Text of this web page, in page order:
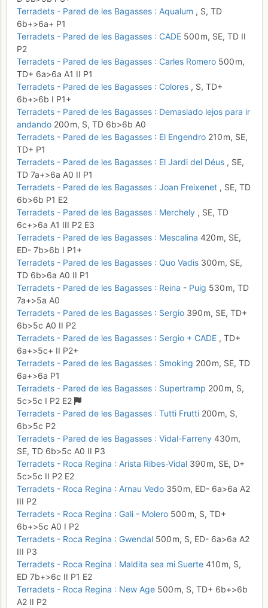
Terradets - Pared de les Bagasses : Aqualum , S, TD
6b+>6a+ P1
Terradets - Pared de les Bagasses : CADE 500 m, SE, TD II
P2
Terradets - Pared de les Bagasses : Carles Romero 500 m,
TD+ 6a>6a A1 II P1
Terradets - Pared de les Bagasses : Colores , S, TD+
6b+>6b I P1+
Terradets - Pared de les Bagasses : Demasiado lejos para ir
andando 200 m, S, TD 6b>6b A0
Terradets - Pared de les Bagasses : El Engendro 210 m, SE,
TD+ P1
Terradets - Pared de les Bagasses : El Jardi del Déus , SE,
TD 7a+>6a A0 II P1
Terradets - Pared de les Bagasses : Joan Freixenet , SE, TD
6b>6b P1 E2
Terradets - Pared de les Bagasses : Merchely , SE, TD
6c+>6a A1 III P2 E3
Terradets - Pared de les Bagasses : Mescalina 420 m, SE,
ED- 7b>6b I P1+
Terradets - Pared de les Bagasses : Quo Vadis 300 m, SE,
TD 6b>6a A0 II P1
Terradets - Pared de les Bagasses : Reina - Puig 530 m, TD
7a+>5a A0
Terradets - Pared de les Bagasses : Sergio 390 m, SE, TD+
6b>5c A0 II P2
Terradets - Pared de les Bagasses : Sergio + CADE , TD+
6a+>5c+ II P2+
Terradets - Pared de les Bagasses : Smoking 200 m, SE, TD
6a+>6a P1
Terradets - Pared de les Bagasses : Supertramp 200 m, S,
5c>5c I P2 E2
Terradets - Pared de les Bagasses : Tutti Frutti 200 m, S,
6b>5c P2
Terradets - Pared de les Bagasses : Vidal-Farreny 430 m,
SE, TD 6b>5c A0 II P3
Terradets - Roca Regina : Arista Ribes-Vidal 390 m, SE, D+
5c>5c II P2 E2
Terradets - Roca Regina : Arnau Vedo 350 m, ED- 6a>6a A2
III P2
Terradets - Roca Regina : Gali - Molero 500 m, S, TD+
6b+>5c A0 I P2
Terradets - Roca Regina : Gwendal 500 m, S, ED- 6a>6a A2
III P3
Terradets - Roca Regina : Maldita sea mi Suerte 410 m, S,
ED 7b+>6c II P1 E2
Terradets - Roca Regina : New Age 500 m, S, TD+ 6b+>6b
A2 II P2